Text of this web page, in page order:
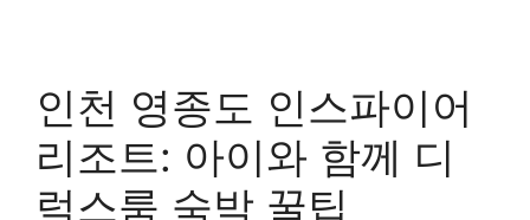
인천 영종도 인스파이어
리조트: 아이와 함께 디
럭스룸 숙박 꿀팁